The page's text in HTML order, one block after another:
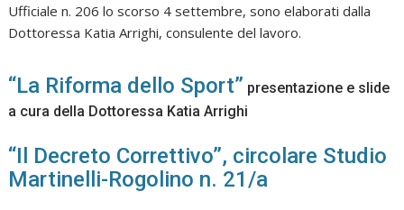
Ufficiale n. 206 lo scorso 4 settembre, sono elaborati dalla
Dottoressa Katia Arrighi, consulente del lavoro.
“La Riforma dello Sport” presentazione e slide
a cura della Dottoressa Katia Arrighi
“Il Decreto Correttivo”, circolare Studio
Martinelli-Rogolino n. 21/a